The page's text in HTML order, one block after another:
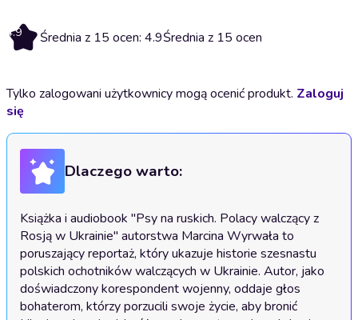
4.9 Średnia z 15 ocen: 4.9Średnia z 15 ocen
Tylko zalogowani użytkownicy mogą ocenić produkt. Zaloguj
się
Dlaczego warto:
Książka i audiobook "Psy na ruskich. Polacy walczący z
Rosją w Ukrainie" autorstwa Marcina Wyrwała to
poruszający reportaż, który ukazuje historie szesnastu
polskich ochotników walczących w Ukrainie. Autor, jako
doświadczony korespondent wojenny, oddaje głos
bohaterom, którzy porzucili swoje życie, aby bronić